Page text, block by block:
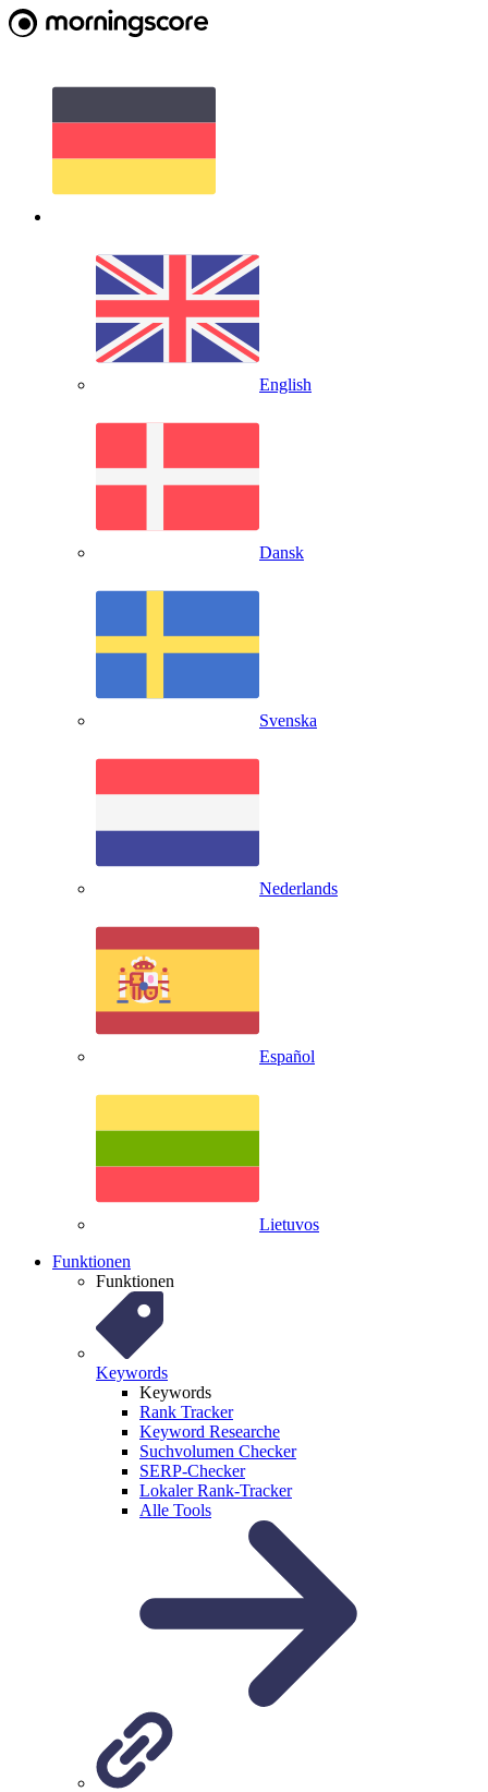
English
Dansk
Svenska
Nederlands
Español
Lietuvos
Funktionen
Funktionen
Keywords
Keywords
Rank Tracker
Keyword Researche
Suchvolumen Checker
SERP-Checker
Lokaler Rank-Tracker
Alle Tools